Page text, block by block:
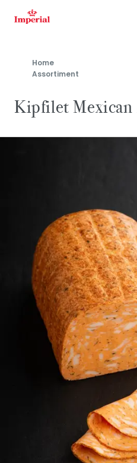
Home
Assortiment
Kipfilet Mexican